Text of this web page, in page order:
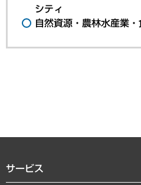
シティ
自然資源・農林水産業
サービス